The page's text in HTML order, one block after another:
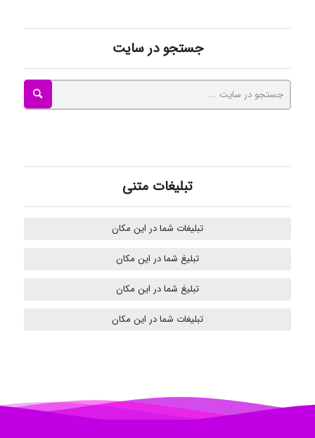
Nazaninkarkon
Mehrab
جستجو در سایت
تبلیغات متنی
تبلیغات شما در این مکان
تبلیغ شما در این مکان
تبلیغ شما در این مکان
تبلیغات شما در این مکان